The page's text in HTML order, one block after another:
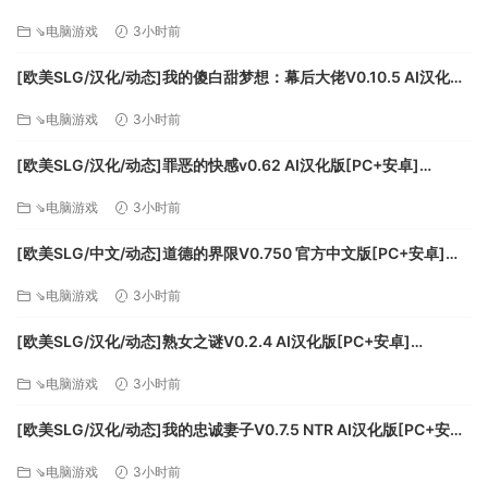
⇘电脑游戏 3小时前
[欧美SLG/汉化/动态]我的傻白甜梦想：幕后大佬V0.10.5 AI汉化版
⇘电脑游戏 3小时前
[欧美SLG/汉化/动态]罪恶的快感v0.62 AI汉化版[PC+安卓]
⇘电脑游戏 3小时前
[欧美SLG/中文/动态]道德的界限V0.750 官方中文版[PC+安卓]
⇘电脑游戏 3小时前
[欧美SLG/汉化/动态]熟女之谜V0.2.4 AI汉化版[PC+安卓]
⇘电脑游戏 3小时前
[欧美SLG/汉化/动态]我的忠诚妻子V0.7.5 NTR AI汉化版[PC+安卓]
⇘电脑游戏 3小时前